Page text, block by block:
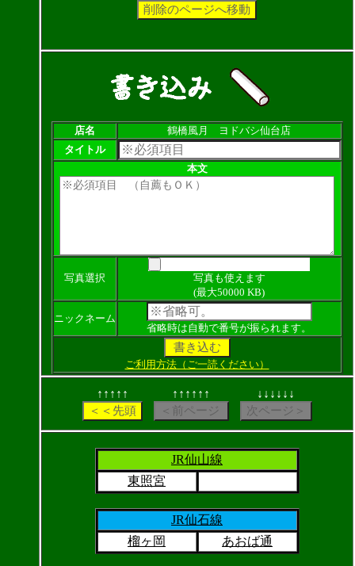
店名
鶴橋風月 ヨドバシ仙台店
タイトル
本文
写真選択
写真も使えます
(最大50000 KB)
ニックネーム
省略時は自動で番号が振られます。
ご利用方法（ご一読ください）
↑↑↑↑↑ ↑↑↑↑↑↑ ↓↓↓↓↓↓
JR仙山線
東照宮
JR仙石線
榴ヶ岡
あおば通